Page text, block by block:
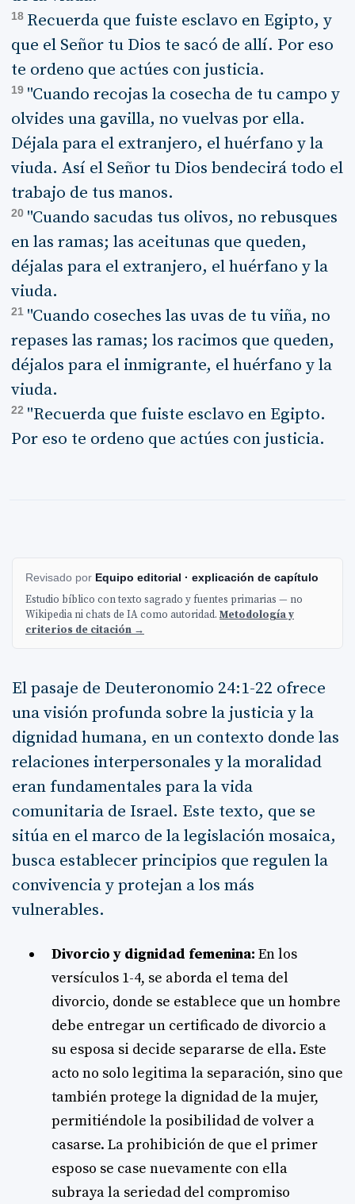
18 Recuerda que fuiste esclavo en Egipto, y
que el Señor tu Dios te sacó de allí. Por eso
te ordeno que actúes con justicia.
19 "Cuando recojas la cosecha de tu campo y
olvides una gavilla, no vuelvas por ella.
Déjala para el extranjero, el huérfano y la
viuda. Así el Señor tu Dios bendecirá todo el
trabajo de tus manos.
20 "Cuando sacudas tus olivos, no rebusques
en las ramas; las aceitunas que queden,
déjalas para el extranjero, el huérfano y la
viuda.
21 "Cuando coseches las uvas de tu viña, no
repases las ramas; los racimos que queden,
déjalos para el inmigrante, el huérfano y la
viuda.
22 "Recuerda que fuiste esclavo en Egipto.
Por eso te ordeno que actúes con justicia.
Revisado por Equipo editorial · explicación de capítulo
Estudio bíblico con texto sagrado y fuentes primarias — no
Wikipedia ni chats de IA como autoridad.Metodología y
criterios de citación →
El pasaje de Deuteronomio 24:1-22 ofrece
una visión profunda sobre la justicia y la
dignidad humana, en un contexto donde las
relaciones interpersonales y la moralidad
eran fundamentales para la vida
comunitaria de Israel. Este texto, que se
sitúa en el marco de la legislación mosaica,
busca establecer principios que regulen la
convivencia y protejan a los más
vulnerables.
Divorcio y dignidad femenina: En los
versículos 1-4, se aborda el tema del
divorcio, donde se establece que un hombre
debe entregar un certificado de divorcio a
su esposa si decide separarse de ella. Este
acto no solo legitima la separación, sino que
también protege la dignidad de la mujer,
permitiéndole la posibilidad de volver a
casarse. La prohibición de que el primer
esposo se case nuevamente con ella
subraya la seriedad del compromiso